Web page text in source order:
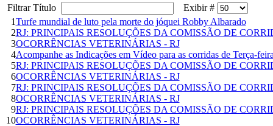
Filtrar Título
Exibir #
1Turfe mundial de luto pela morte do jóquei Robby Albarado
2RJ: PRINCIPAIS RESOLUÇÕES DA COMISSÃO DE
3OCORRÊNCIAS VETERINÁRIAS - RJ
4Acompanhe as Indicações em Vídeo para as corridas de Terça-
5RJ: PRINCIPAIS RESOLUÇÕES DA COMISSÃO DE
6OCORRÊNCIAS VETERINÁRIAS - RJ
7RJ: PRINCIPAIS RESOLUÇÕES DA COMISSÃO DE
8OCORRÊNCIAS VETERINÁRIAS - RJ
9RJ: PRINCIPAIS RESOLUÇÕES DA COMISSÃO DE
10OCORRÊNCIAS VETERINÁRIAS - RJ